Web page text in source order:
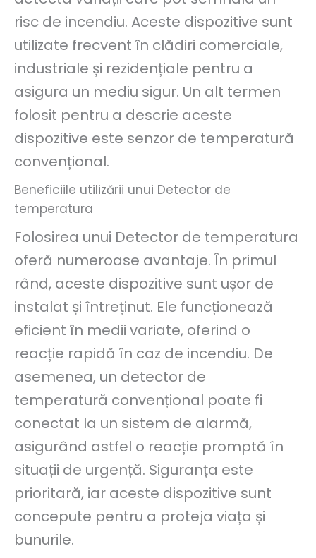
risc de incendiu. Aceste dispozitive sunt
utilizate frecvent în clădiri comerciale,
industriale și rezidențiale pentru a
asigura un mediu sigur. Un alt termen
folosit pentru a descrie aceste
dispozitive este senzor de temperatură
convențional.
Beneficiile utilizării unui Detector de
temperatura
Folosirea unui Detector de temperatura
oferă numeroase avantaje. În primul
rând, aceste dispozitive sunt ușor de
instalat și întreținut. Ele funcționează
eficient în medii variate, oferind o
reacție rapidă în caz de incendiu. De
asemenea, un detector de
temperatură convențional poate fi
conectat la un sistem de alarmă,
asigurând astfel o reacție promptă în
situații de urgență. Siguranța este
prioritară, iar aceste dispozitive sunt
concepute pentru a proteja viața și
bunurile.